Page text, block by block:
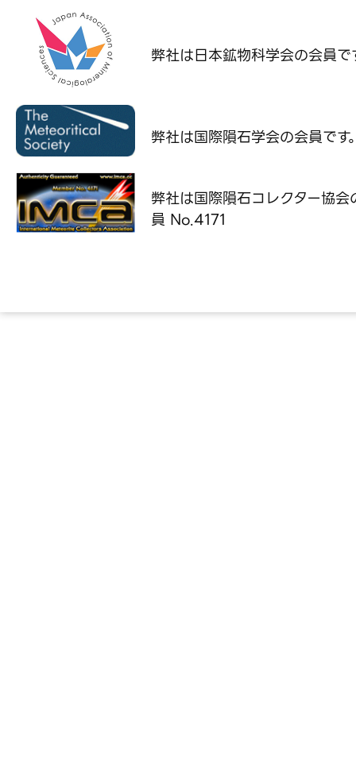
弊社は日本鉱物科学会の会員で
弊社は国際隕石学会の会員です
弊社は国際隕石コレクター協会
員 No.4171